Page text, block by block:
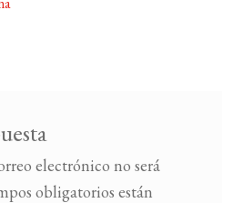
electrónico no será
obligatorios están